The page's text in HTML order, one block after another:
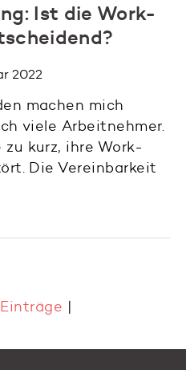
Ist die Work-
2022
machen mich
viele Arbeitnehmer.
kurz, ihre Work-
Die Vereinbarkeit
|